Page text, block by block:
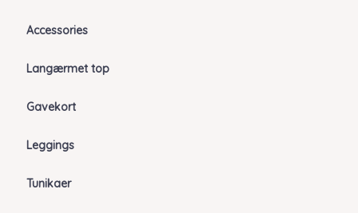
Accessories
Langærmet top
Gavekort
Leggings
Tunikaer